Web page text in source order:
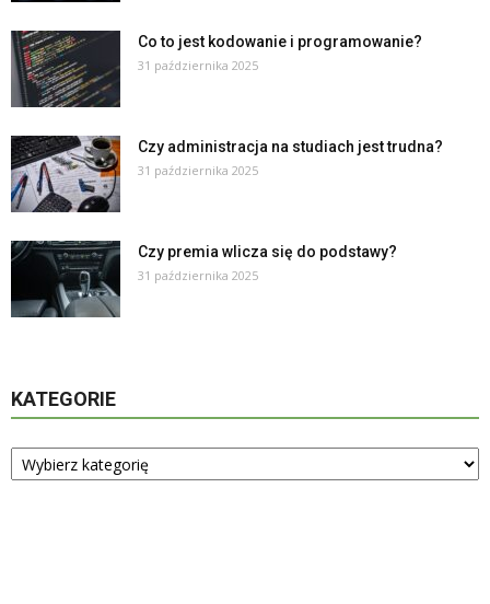
Co to jest kodowanie i programowanie?
31 października 2025
Czy administracja na studiach jest trudna?
31 października 2025
Czy premia wlicza się do podstawy?
31 października 2025
KATEGORIE
Kategorie